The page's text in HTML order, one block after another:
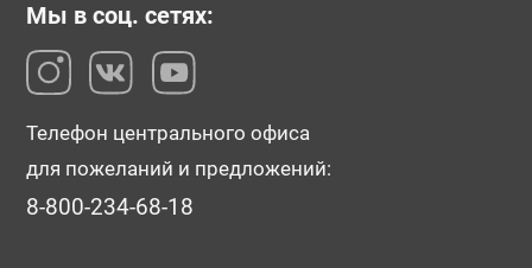
Мы в соц. сетях:
Телефон центрального офиса
для пожеланий и предложений:
8-800-234-68-18